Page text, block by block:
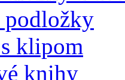
podložky
klipom
knihy